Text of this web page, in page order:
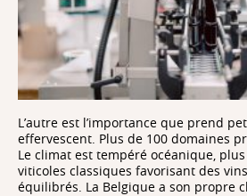
L’autre est l’importance que prend
effervescent. Plus de 100 domaines
Le climat est tempéré océanique,
viticoles classiques favorisant des
équilibrés. La Belgique a son propre